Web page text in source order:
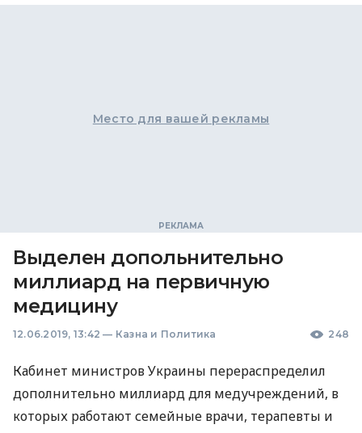
Место для вашей рекламы
Выделен допольнительно
миллиард на первичную
медицину
12.06.2019, 13:42 — Казна и Политика 248
Кабинет министров Украины перераспределил
дополнительно миллиард для медучреждений, в
которых работают семейные врачи, терапевты и